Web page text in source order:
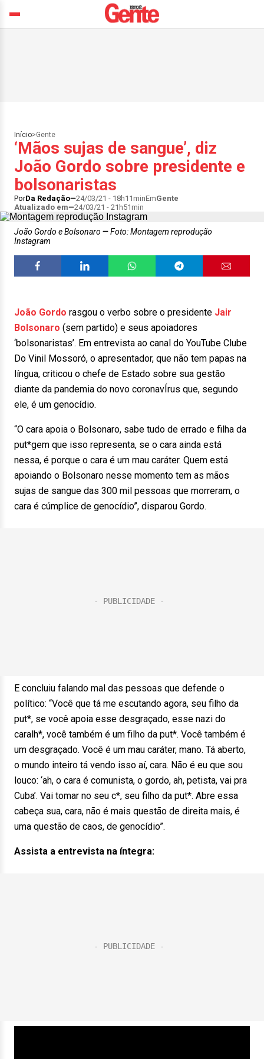
Início>Gente
‘Mãos sujas de sangue’, diz
João Gordo sobre presidente e
bolsonaristas
PorDa Redação 24/03/21 - 18h11minEmGente
Atualizado em
24/03/21 - 21h51min
João Gordo e Bolsonaro
Foto: Montagem reprodução
Instagram
João Gordo rasgou o verbo sobre o presidente Jair
Bolsonaro (sem partido) e seus apoiadores
‘bolsonaristas’. Em entrevista ao canal do YouTube Clube
Do Vinil Mossoró, o apresentador, que não tem papas na
língua, criticou o chefe de Estado sobre sua gestão
diante da pandemia do novo coronavÍrus que, segundo
ele, é um genocídio.
“O cara apoia o Bolsonaro, sabe tudo de errado e filha da
put*gem que isso representa, se o cara ainda está
nessa, é porque o cara é um mau caráter. Quem está
apoiando o Bolsonaro nesse momento tem as mãos
sujas de sangue das 300 mil pessoas que morreram, o
cara é cúmplice de genocídio”, disparou Gordo.
E concluiu falando mal das pessoas que defende o
político: “Você que tá me escutando agora, seu filho da
put*, se você apoia esse desgraçado, esse nazi do
caralh*, você também é um filho da put*. Você também é
um desgraçado. Você é um mau caráter, mano. Tá aberto,
o mundo inteiro tá vendo isso aí, cara. Não é eu que sou
louco: ‘ah, o cara é comunista, o gordo, ah, petista, vai pra
Cuba’. Vai tomar no seu c*, seu filho da put*. Abre essa
cabeça sua, cara, não é mais questão de direita mais, é
uma questão de caos, de genocídio”.
Assista a entrevista na íntegra: